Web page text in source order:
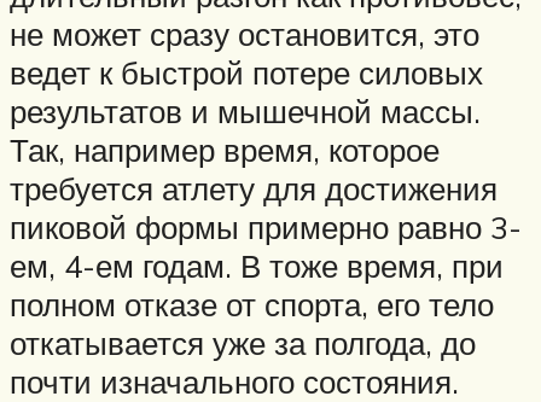
не может сразу остановится, это
ведет к быстрой потере силовых
результатов и мышечной массы.
Так, например время, которое
требуется атлету для достижения
пиковой формы примерно равно 3-
ем, 4-ем годам. В тоже время, при
полном отказе от спорта, его тело
откатывается уже за полгода, до
почти изначального состояния.